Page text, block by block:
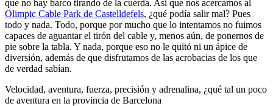
que no hay barco tirando de la cuerda. Así que nos acercamos al
Olimpic Cable Park de Castelldefels, ¿qué podía salir mal? Pues
todo y nada. Todo, porque por mucho que lo intentamos no fuimos
capaces de aguantar el tirón del cable y, menos aún, de ponernos de
pie sobre la tabla. Y nada, porque eso no le quitó ni un ápice de
diversión, además de que disfrutamos de las acrobacias de los que
de verdad sabían.
Velocidad, aventura, fuerza, precisión y adrenalina, ¿qué tal un poco
de aventura en la provincia de Barcelona